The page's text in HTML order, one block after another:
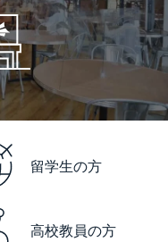
留学生の方
高校教員の方